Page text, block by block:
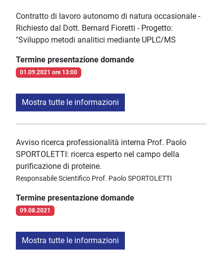
Contratto di lavoro autonomo di natura occasionale -
Richiesto dal Dott. Bernard Fioretti - Progetto:
"Sviluppo metodi analitici mediante UPLC/MS
Termine presentazione domande
01.09.2021 ore 13:00
Mostra tutte le informazioni
Avviso ricerca professionalità interna Prof. Paolo
SPORTOLETTI: ricerca esperto nel campo della
purificazione di proteine.
Responsabile Scientifico Prof. Paolo SPORTOLETTI
Termine presentazione domande
09.08.2021
Mostra tutte le informazioni